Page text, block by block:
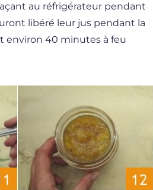
au réfrigérateur pendant
libéré leur jus pendant la
environ 40 minutes à feu